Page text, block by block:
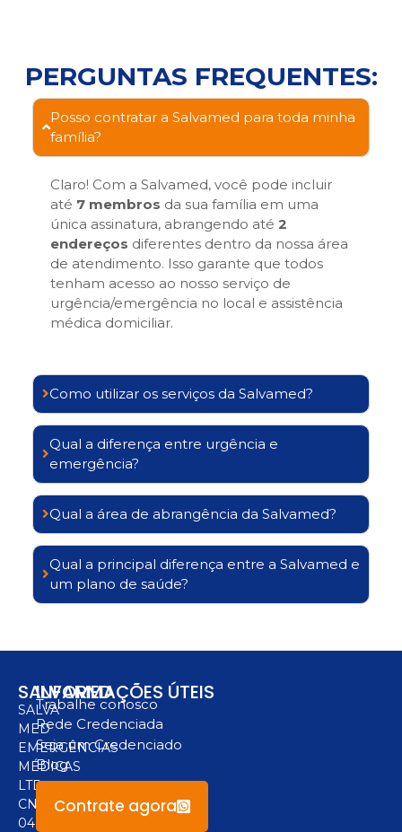
PERGUNTAS FREQUENTES:
Posso contratar a Salvamed para toda minha
família?
Claro! Com a Salvamed, você pode incluir
até 7 membros da sua família em uma
única assinatura, abrangendo até 2
endereços diferentes dentro da nossa área
de atendimento. Isso garante que todos
tenham acesso ao nosso serviço de
urgência/emergência no local e assistência
médica domiciliar.
Como utilizar os serviços da Salvamed?
Qual a diferença entre urgência e
emergência?
Qual a área de abrangência da Salvamed?
Qual a principal diferença entre a Salvamed e
um plano de saúde?
SALVAMED
SALVA
MED
EMERGÊNCIAS
MÉDICAS
LTD
CNPJ:
04.094.517/0001-
INFORMAÇÕES ÚTEIS
Trabalhe conosco
Rede Credenciada
Seja um Credenciado
Blog
Contrate agora